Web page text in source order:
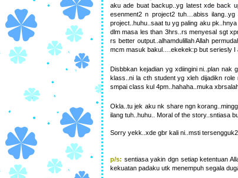
aku ade buat backup..yg latest xde back
esenment2 n project2 tuh…abiss
project..huhu..saat tu yg paling aku
dlm masa les than 3hrs..rs menyesal sgt
rs better output..alhamdulillah Allah
mcm masuk bakul….ekekek:p but seriesly I
Disbbkan kejadian yg xdiingini ni..plan nak
klass..ni la cth student yg xleh dijadikn
smpai class kul 4pm..hahaha..muka
Okla..tu jek aku nk share ngn
ilang tuh..huhu.. Moral of the story..sntiasa
Sorry yekk..xde gbr kali ni..msti
p/s: sentiasa yakin dgn setiap ketentuan
kekuatan padaku utk menempuh segala